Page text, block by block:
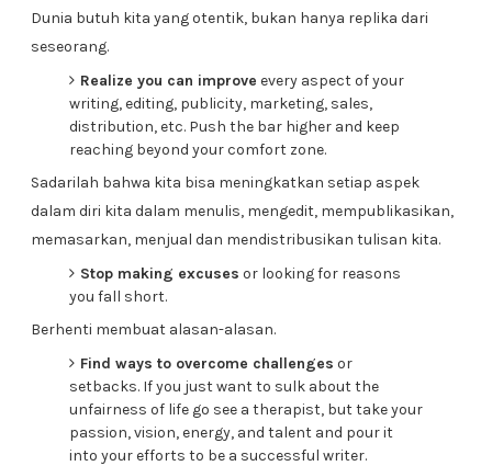
Dunia butuh kita yang otentik, bukan hanya replika dari
seseorang.
Realize you can improve every aspect of your
writing, editing, publicity, marketing, sales,
distribution, etc. Push the bar higher and keep
reaching beyond your comfort zone.
Sadarilah bahwa kita bisa meningkatkan setiap aspek
dalam diri kita dalam menulis, mengedit, mempublikasikan,
memasarkan, menjual dan mendistribusikan tulisan kita.
Stop making excuses or looking for reasons
you fall short.
Berhenti membuat alasan-alasan.
Find ways to overcome challenges or
setbacks. If you just want to sulk about the
unfairness of life go see a therapist, but take your
passion, vision, energy, and talent and pour it
into your efforts to be a successful writer.